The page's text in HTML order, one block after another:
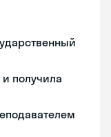
и получила